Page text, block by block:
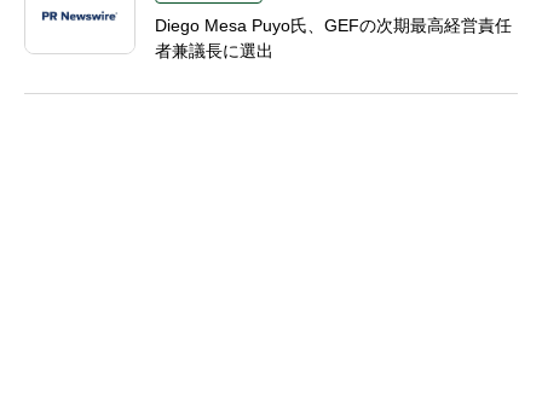
Diego Mesa Puyo氏、GEFの次期最高経営責任
者兼議長に選出